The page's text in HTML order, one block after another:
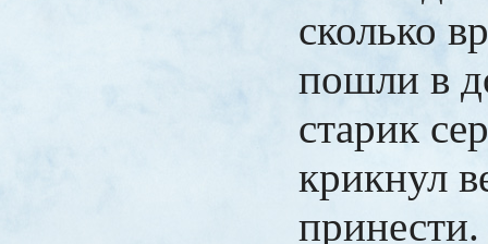
сколько
пошли в
старик
крикнул